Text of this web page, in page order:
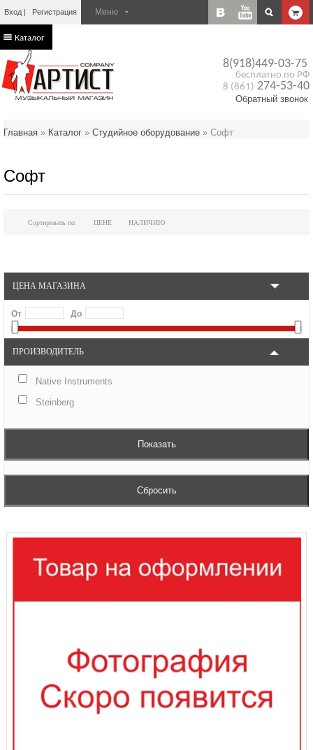
Вход Регистрация
8(918)449-03-75
бесплатно по РФ
8 (861) 274-53-40
Обратный звонок
Каталог
Главная » Каталог » Студийное оборудование » Софт
Софт
Сортировать по: ЦЕНЕ НАЛИЧИЮ
ЦЕНА МАГАЗИНА
От До
ПРОИЗВОДИТЕЛЬ
Native Instruments
Steinberg